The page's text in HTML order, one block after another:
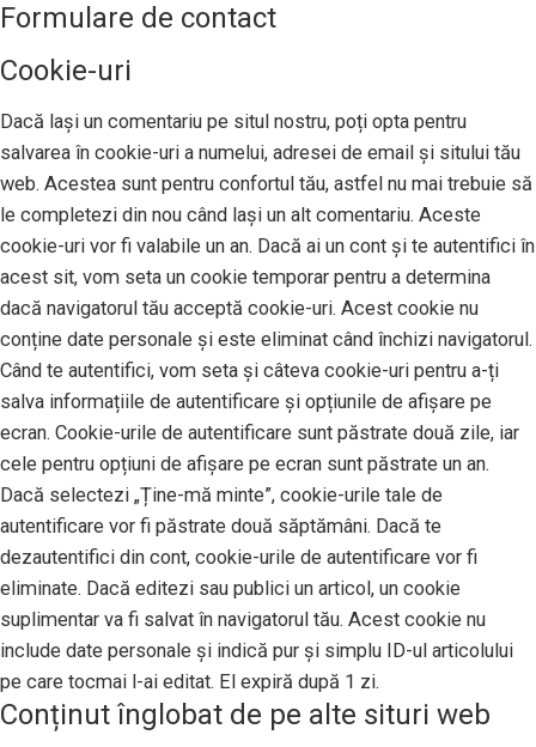
Formulare de contact
Cookie-uri
Dacă lași un comentariu pe situl nostru, poți opta pentru
salvarea în cookie-uri a numelui, adresei de email și sitului tău
web. Acestea sunt pentru confortul tău, astfel nu mai trebuie să
le completezi din nou când lași un alt comentariu. Aceste
cookie-uri vor fi valabile un an. Dacă ai un cont și te autentifici în
acest sit, vom seta un cookie temporar pentru a determina
dacă navigatorul tău acceptă cookie-uri. Acest cookie nu
conține date personale și este eliminat când închizi navigatorul.
Când te autentifici, vom seta și câteva cookie-uri pentru a-ți
salva informațiile de autentificare și opțiunile de afișare pe
ecran. Cookie-urile de autentificare sunt păstrate două zile, iar
cele pentru opțiuni de afișare pe ecran sunt păstrate un an.
Dacă selectezi „Ține-mă minte”, cookie-urile tale de
autentificare vor fi păstrate două săptămâni. Dacă te
dezautentifici din cont, cookie-urile de autentificare vor fi
eliminate. Dacă editezi sau publici un articol, un cookie
suplimentar va fi salvat în navigatorul tău. Acest cookie nu
include date personale și indică pur și simplu ID-ul articolului
pe care tocmai l-ai editat. El expiră după 1 zi.
Conținut înglobat de pe alte situri web